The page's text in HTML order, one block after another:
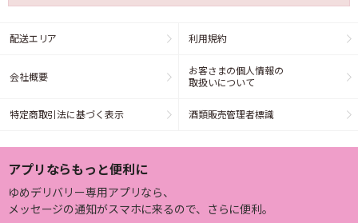
配送エリア 利用規約
会社概要
お客さまの個人情報の
取扱いについて
特定商取引法に基づく表示 酒類販売管理者標識
アプリならもっと便利に
ゆめデリバリー専用アプリなら、
メッセージの通知がスマホに来るので、さらに便利。